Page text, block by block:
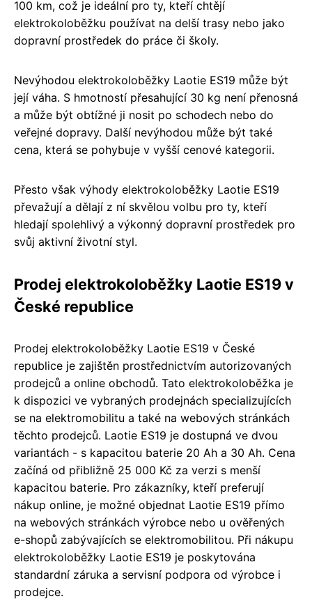
100 km, což je ideální pro ty, kteří chtějí
elektrokoloběžku používat na delší trasy nebo jako
dopravní prostředek do práce či školy.
Nevýhodou elektrokoloběžky Laotie ES19 může být
její váha. S hmotností přesahující 30 kg není přenosná
a může být obtížné ji nosit po schodech nebo do
veřejné dopravy. Další nevýhodou může být také
cena, která se pohybuje v vyšší cenové kategorii.
Přesto však výhody elektrokoloběžky Laotie ES19
převažují a dělají z ní skvělou volbu pro ty, kteří
hledají spolehlivý a výkonný dopravní prostředek pro
svůj aktivní životní styl.
Prodej elektrokoloběžky Laotie ES19 v
České republice
Prodej elektrokoloběžky Laotie ES19 v České
republice je zajištěn prostřednictvím autorizovaných
prodejců a online obchodů. Tato elektrokoloběžka je
k dispozici ve vybraných prodejnách specializujících
se na elektromobilitu a také na webových stránkách
těchto prodejců. Laotie ES19 je dostupná ve dvou
variantách - s kapacitou baterie 20 Ah a 30 Ah. Cena
začíná od přibližně 25 000 Kč za verzi s menší
kapacitou baterie. Pro zákazníky, kteří preferují
nákup online, je možné objednat Laotie ES19 přímo
na webových stránkách výrobce nebo u ověřených
e-shopů zabývajících se elektromobilitou. Při nákupu
elektrokoloběžky Laotie ES19 je poskytována
standardní záruka a servisní podpora od výrobce i
prodejce.